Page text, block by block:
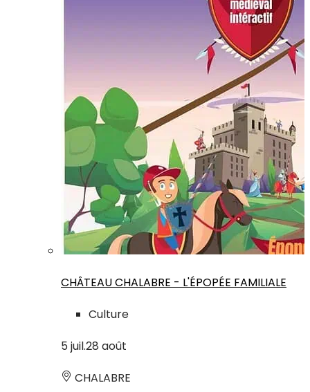
CHÂTEAU CHALABRE - L'ÉPOPÉE FAMILIALE
Culture
5 juil.28 août
CHALABRE